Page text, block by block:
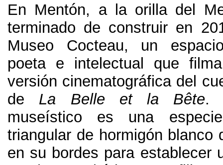
En Mentón, a la orilla del
terminado de construir en
Museo Cocteau, un
poeta e intelectual que
versión cinematográfica del
de
La Belle et la Bête
museístico es una
triangular de hormigón blanco
en su bordes para establecer